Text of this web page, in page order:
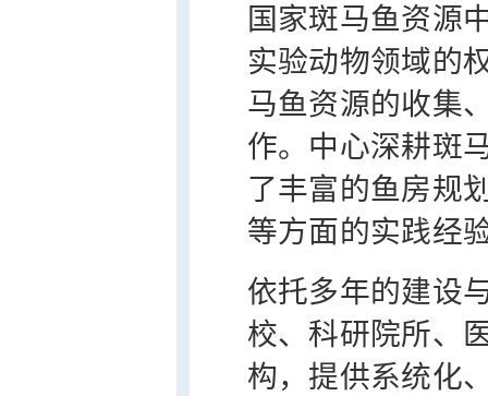
国家斑马鱼资源
实验动物领域的
马鱼资源的收集
作。中心深耕斑
了丰富的鱼房规
等方面的实践经
依托多年的建设
校、科研院所、
构，提供系统化